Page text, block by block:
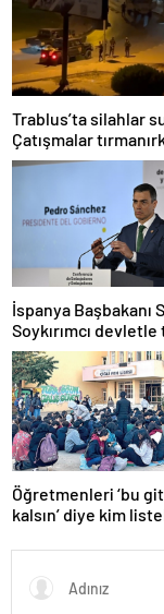
Trablus’ta silahlar
Çatışmalar
alarmda
İspanya Başbakanı
Soykırımcı
yapmayız
Öğretmenleri ‘bu
kalsın’ diye kim